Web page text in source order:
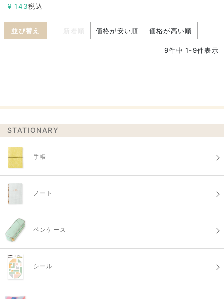
¥ 143税込
並び替え 価格が安い順 価格が高い順
9件中 1-9件表示
STATIONARY
手帳
ノート
ペンケース
シール